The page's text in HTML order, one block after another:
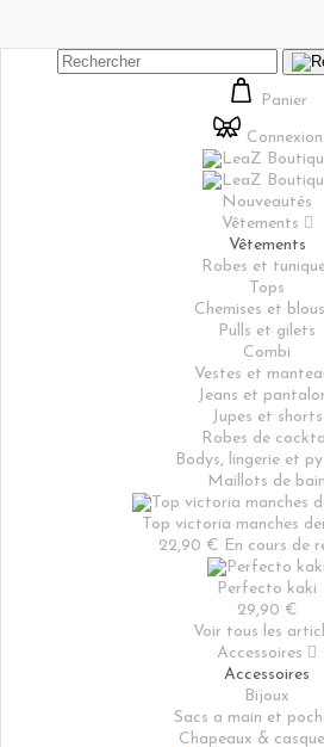
Panier
Connexion
Nouveautés
Vêtements 
Vêtements
Robes et
Tops
Chemises et
Pulls et gilets
Combi
Vestes et
Jeans et
Jupes et shorts
Robes de
Bodys, lingerie et
Maillots de bain
Top victoria manches
22,90 € En cours de
Perfecto kaki
29,90 €
Voir tous les
Accessoires 
Accessoires
Bijoux
Sacs a main et
Chapeaux &